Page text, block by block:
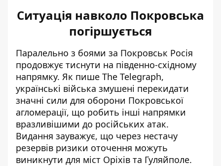
Ситуація навколо Покровська
погіршується
Паралельно з боями за Покровськ Росія
продовжує тиснути на південно-східному
напрямку. Як пише The Telegraph,
українські війська змушені перекидати
значні сили для оборони Покровської
агломерації, що робить інші напрямки
вразливішими до російських атак.
Видання зауважує, що через нестачу
резервів ризики оточення можуть
виникнути для міст Оріхів та Гуляйполе.